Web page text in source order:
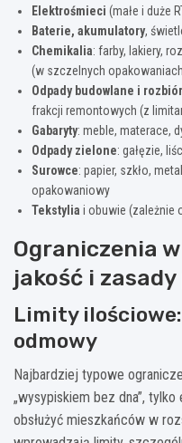
Elektrośmieci (małe i duże
Baterie, akumulatory,
Chemikalia: farby, lakiery,
(w szczelnych
Odpady budowlane i
frakcji remontowych (z
Gabaryty: meble, materace,
Odpady zielone: gałęzie,
Surowce: papier, szkło,
opakowaniowy
Tekstylia i obuwie (zależnie
Ograniczenia
jakość i
Limity
odmowy
Najbardziej typowe
„wysypiskiem bez dna”,
obsłużyć mieszkańców w